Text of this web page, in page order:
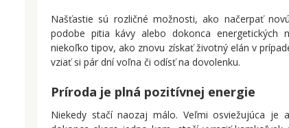
Našťastie sú rozličné možnosti, ako načerpať
podobe pitia kávy alebo dokonca energetických
niekoľko tipov, ako znovu získať životný elán v
vziať si pár dní voľna či odísť na dovolenku.
Príroda je plná pozitívnej energie
Niekedy stačí naozaj málo. Veľmi osviežujúca je